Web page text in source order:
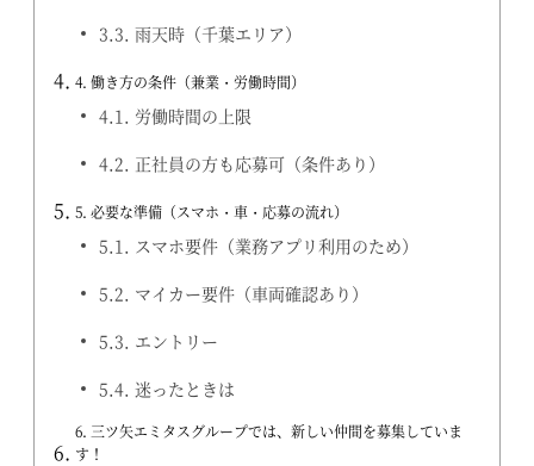
3.3. 雨天時（千葉エリア）
4. 働き方の条件（兼業・労働時間）
4.1. 労働時間の上限
4.2. 正社員の方も応募可（条件あり）
5. 必要な準備（スマホ・車・応募の流れ）
5.1. スマホ要件（業務アプリ利用のため）
5.2. マイカー要件（車両確認あり）
5.3. エントリー
5.4. 迷ったときは
6. 三ツ矢エミタスグループでは、新しい仲間を募集していま
す！